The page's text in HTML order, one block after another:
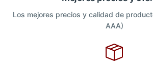
Los mejores precios y calidad de
AAA)